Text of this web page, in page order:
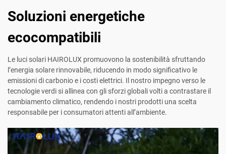
Soluzioni energetiche
ecocompatibili
Le luci solari HAIROLUX promuovono la sostenibilità sfruttando
l’energia solare rinnovabile, riducendo in modo significativo le
emissioni di carbonio e i costi elettrici. Il nostro impegno verso le
tecnologie verdi si allinea con gli sforzi globali volti a contrastare il
cambiamento climatico, rendendo i nostri prodotti una scelta
responsabile per i consumatori attenti all’ambiente.